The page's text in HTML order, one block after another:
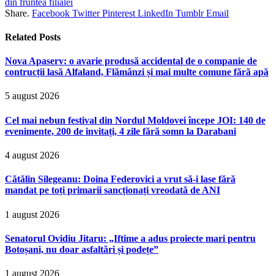
Share. Facebook Twitter Pinterest LinkedIn Tumblr Email
Related Posts
Nova Apaserv: o avarie produsă accidental de o companie de
contrucții lasă Alfaland, Flămânzi și mai multe comune fără apă
5 august 2026
Cel mai nebun festival din Nordul Moldovei începe JOI: 140 de
evenimente, 200 de invitați, 4 zile fără somn la Darabani
4 august 2026
Cătălin Silegeanu: Doina Federovici a vrut să-i lase fără
mandat pe toți primarii sancționați vreodată de ANI
1 august 2026
Senatorul Ovidiu Jitaru: „Iftime a adus proiecte mari pentru
Botoșani, nu doar asfaltări și podețe”
1 august 2026